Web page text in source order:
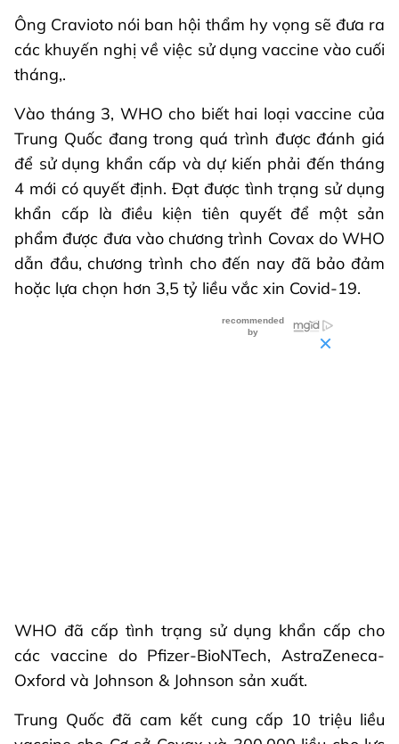
Ông Cravioto nói ban hội thẩm hy vọng sẽ đưa ra
các khuyến nghị về việc sử dụng vaccine vào cuối
tháng,.
Vào tháng 3, WHO cho biết hai loại vaccine của
Trung Quốc đang trong quá trình được đánh giá
để sử dụng khẩn cấp và dự kiến phải đến tháng
4 mới có quyết định. Đạt được tình trạng sử dụng
khẩn cấp là điều kiện tiên quyết để một sản
phẩm được đưa vào chương trình Covax do WHO
dẫn đầu, chương trình cho đến nay đã bảo đảm
hoặc lựa chọn hơn 3,5 tỷ liều vắc xin Covid-19.
WHO đã cấp tình trạng sử dụng khẩn cấp cho
các vaccine do Pfizer-BioNTech, AstraZeneca-
Oxford và Johnson & Johnson sản xuất.
Trung Quốc đã cam kết cung cấp 10 triệu liều